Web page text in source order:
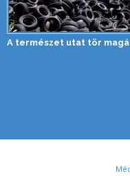
A természet utat tör